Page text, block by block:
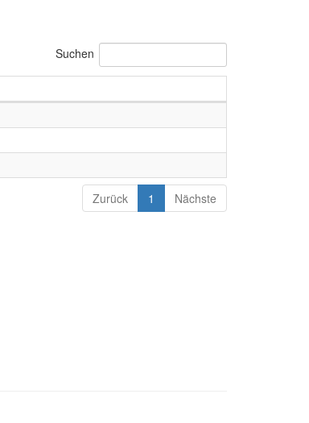
Suchen
Zurück 1 Nächste